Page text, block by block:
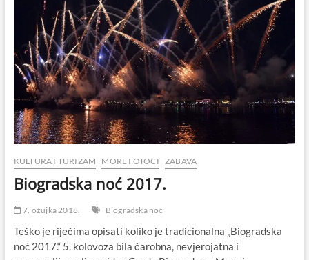
najdužu
noć,
Biogradsku
noć
4.
kolovoza
KULTURA I TURIZAM MORE I OTOCI ZABAVA
Biogradska noć 2017.
7. ožujka 2018. Biogradska noć
Teško je riječima opisati koliko je tradicionalna „Biogradska
noć 2017.“ 5. kolovoza bila čarobna, nevjerojatna i